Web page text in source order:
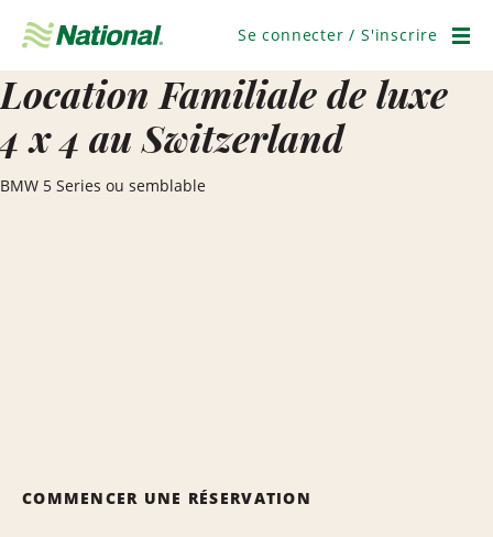
navigation
Se connecter / S'inscrire
Location Familiale de luxe
4 x 4 au Switzerland
BMW 5 Series ou semblable
COMMENCER UNE RÉSERVATION